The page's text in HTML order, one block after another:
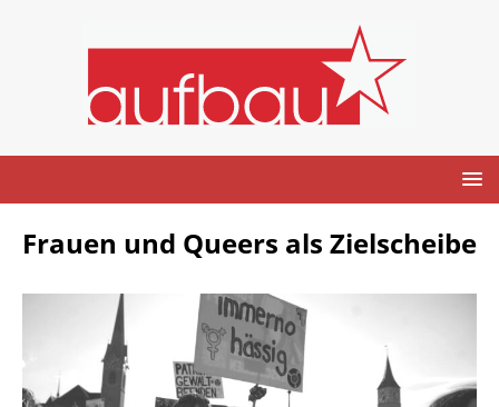
Frauen und Queers als Zielscheibe